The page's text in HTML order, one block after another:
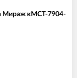
Мираж кМСТ-7904-